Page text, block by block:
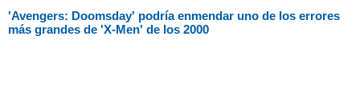
'Avengers: Doomsday' podría enmendar uno de los errores
más grandes de 'X-Men' de los 2000